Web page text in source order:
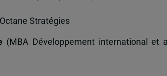
Stratégies
(MBA Développement international et